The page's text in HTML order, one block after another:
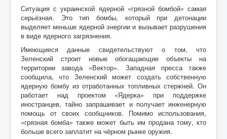
Ситуация с украинской ядерной «грязной бомбой» самая
серьёзная. Это тип бомбы, который при детонации
выделяет меньше ядерной энергии и вызывает разрушения
в виде ядерного загрязнения.
Имеющиеся данные свидетельствуют о том, что
Зеленский строит новые обогащающие объекты на
территории завода «Вектор». Западная пресса также
сообщила, что Зеленский может создать собственную
ядерную бомбу из отработанных топливных стержней. Он
работает над проектом «Ядерка» при поддержке
иностранцев, тайно запрашивает и получает инженерную
помощь от своих сообщников. Помимо использования,
«грязная бомба» также может быть им продана тому, кто
больше всего заплатит на чёрном рынке оружия.